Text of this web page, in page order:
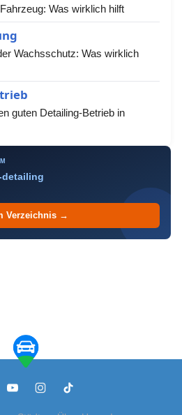
Was wirklich hilft
Wachsschutz: Was wirklich
guten Detailing-Betrieb in
Verzeichnis →